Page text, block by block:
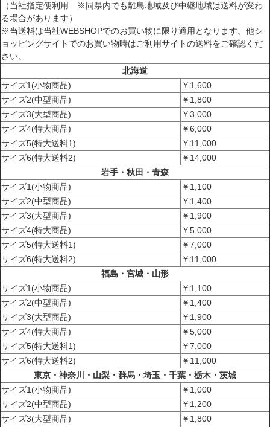
（当社指定便利用 ※同県内でも離島地域及び中継地域は送料が変わ
る場合があります）
※当送料は当社WEBSHOPでのお買い物に限り適用となります。他シ
ョッピングサイトでのお買い物時はご利用サイトの送料をご確認くだ
さい。
北海道
サイズ1(小物商品)
￥1,600
サイズ2(中型商品)
￥1,800
サイズ3(大型商品)
￥3,000
サイズ4(特大商品)
￥6,000
サイズ5(特大送料1)
￥11,000
サイズ6(特大送料2)
￥14,000
岩手・秋田・青森
サイズ1(小物商品)
￥1,100
サイズ2(中型商品)
￥1,400
サイズ3(大型商品)
￥1,900
サイズ4(特大商品)
￥5,000
サイズ5(特大送料1)
￥7,000
サイズ6(特大送料2)
￥11,000
福島・宮城・山形
サイズ1(小物商品)
￥1,100
サイズ2(中型商品)
￥1,400
サイズ3(大型商品)
￥1,900
サイズ4(特大商品)
￥5,000
サイズ5(特大送料1)
￥7,000
サイズ6(特大送料2)
￥11,000
東京・神奈川・山梨・群馬・埼玉・千葉・栃木・茨城
サイズ1(小物商品)
￥1,000
サイズ2(中型商品)
￥1,200
サイズ3(大型商品)
￥1,800